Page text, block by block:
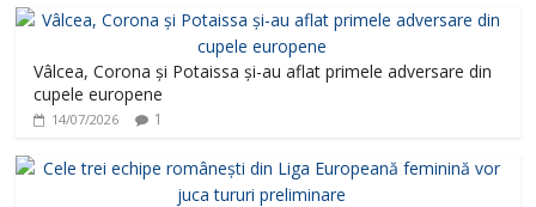
Vâlcea, Corona și Potaissa și-au aflat primele adversare din
cupele europene
14/07/2026 1